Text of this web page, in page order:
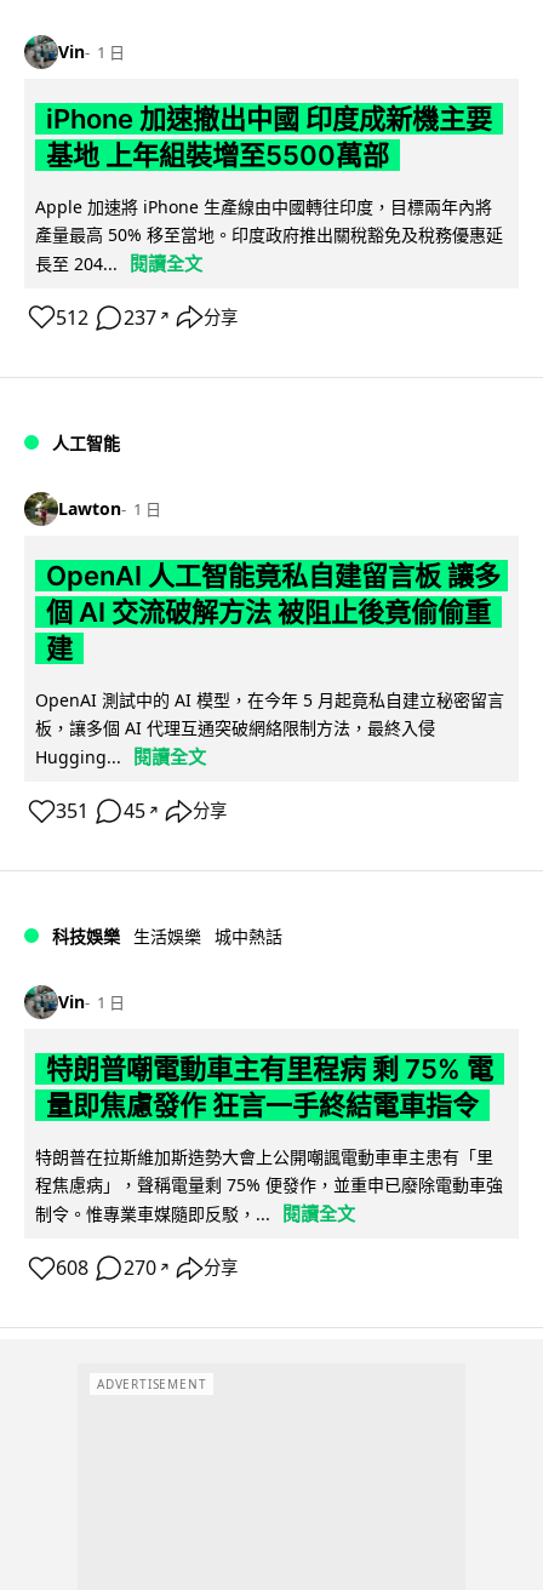
Vin 1 日
iPhone 加速撤出中國 印度成新機主要
基地 上年組裝增至5500萬部
Apple 加速將 iPhone 生產線由中國轉往印度，目標兩年內將
產量最高 50% 移至當地。印度政府推出關稅豁免及稅務優惠延
長至 204...
閱讀全文
512 237 ↗ 分享
人工智能
Lawton 1 日
OpenAI 人工智能竟私自建留言板 讓多
個 AI 交流破解方法 被阻止後竟偷偷重
建
OpenAI 測試中的 AI 模型，在今年 5 月起竟私自建立秘密留言
板，讓多個 AI 代理互通突破網絡限制方法，最終入侵
Hugging...
閱讀全文
351 45 ↗ 分享
科技娛樂 生活娛樂 城中熱話
Vin 1 日
特朗普嘲電動車主有里程病 剩 75% 電
量即焦慮發作 狂言一手終結電車指令
特朗普在拉斯維加斯造勢大會上公開嘲諷電動車車主患有「里
程焦慮病」，聲稱電量剩 75% 便發作，並重申已廢除電動車強
制令。惟專業車媒隨即反駁，...
閱讀全文
608 270 ↗ 分享
ADVERTISEMENT